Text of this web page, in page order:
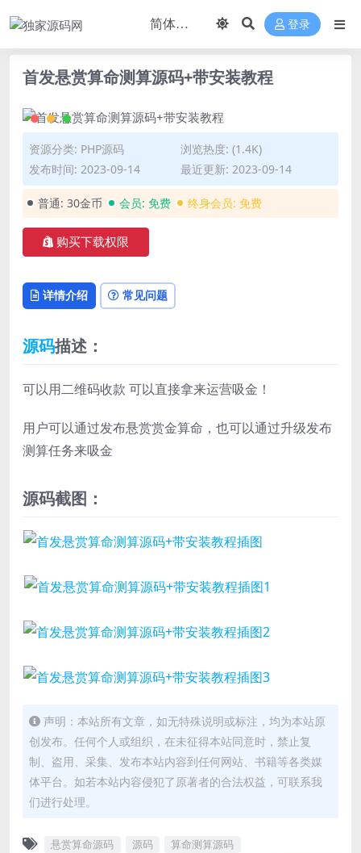
登录
首发悬赏算命测算源码+带安装教程
资源分类: PHP源码
浏览热度: (1.4K)
发布时间: 2023-09-14
最近更新: 2023-09-14
普通: 30金币 会员: 免费 终身会员: 免费
购买下载权限
详情介绍 常见问题
源码描述：
可以用二维码收款 可以直接拿来运营吸金！
用户可以通过发布悬赏赏金算命，也可以通过升级发布
测算任务来吸金
源码截图：
声明：本站所有文章，如无特殊说明或标注，均为本站原
创发布。任何个人或组织，在未征得本站同意时，禁止复
制、盗用、采集、发布本站内容到任何网站、书籍等各类媒
体平台。如若本站内容侵犯了原著者的合法权益，可联系我
们进行处理。
悬赏算命源码 源码 算命测算源码